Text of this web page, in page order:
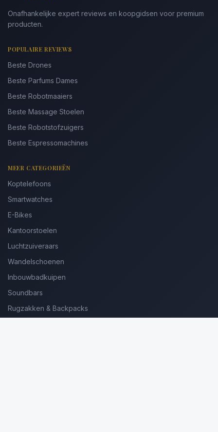
Onafhankelijke expert reviews en koopgidsen voor premium
producten.
POPULAIRE REVIEWS
Beste Drones
Beste Parfums Dames
Beste Robotmaaiers
Beste Massage Stoelen
Beste Robotstofzuigers
Beste Espressomachines
MEER CATEGORIEËN
Koptelefoons
Smartwatches
E-Bikes
Kantoorstoelen
Luchtzuiveraars
Wandelschoenen
Inbouwbadkuipen
Soundbars
Rugzakken & Backpacks